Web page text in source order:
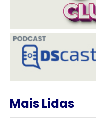
Mais Lidas